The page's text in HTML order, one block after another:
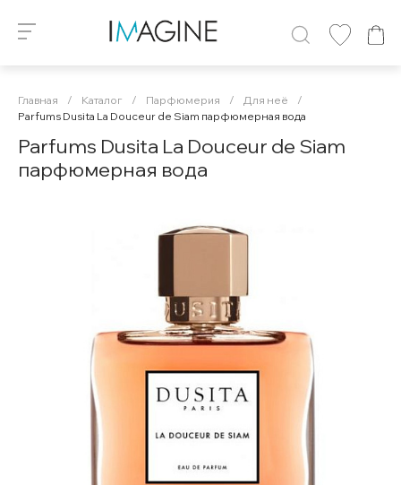
Главная / Каталог / Парфюмерия / Для неё
/
Parfums Dusita La Douceur de Siam парфюмерная вода
Parfums Dusita La Douceur de Siam
парфюмерная вода